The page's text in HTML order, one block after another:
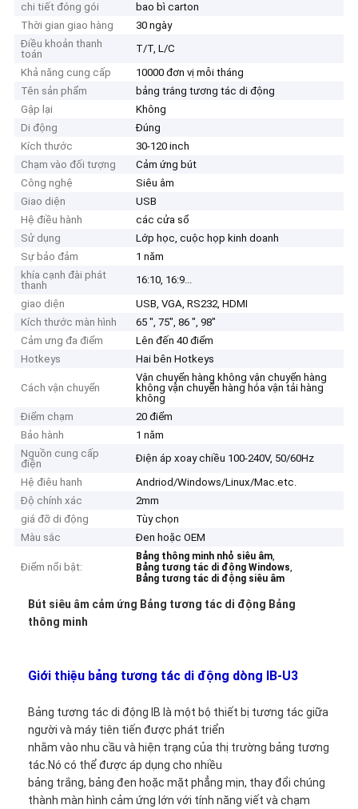
chi tiết đóng gói
bao bì carton
Thời gian giao hàng
30 ngày
Điều khoản thanh
toán
T/T, L/C
Khả năng cung cấp
10000 đơn vị mỗi tháng
Tên sản phẩm
bảng trắng tương tác di động
Gập lại
Không
Di động
Đúng
Kích thước
30-120 inch
Chạm vào đối tượng
Cảm ứng bút
Công nghệ
Siêu âm
Giao diện
USB
Hệ điều hành
các cửa sổ
Sử dụng
Lớp học, cuộc họp kinh doanh
Sự bảo đảm
1 năm
khía cạnh đài phát
thanh
16:10, 16:9...
giao diện
USB, VGA, RS232, HDMI
Kích thước màn hình
65 ", 75", 86 ", 98"
Cảm ưng đa điểm
Lên đến 40 điểm
Hotkeys
Hai bên Hotkeys
Cách vận chuyển
Vận chuyển hàng không vận chuyển hàng
không vận chuyển hàng hóa vận tải hàng
không
Điểm chạm
20 điểm
Bảo hành
1 năm
Nguồn cung cấp
điện
Điện áp xoay chiều 100-240V, 50/60Hz
Hệ điêu hanh
Andriod/Windows/Linux/Mac.etc.
Độ chính xác
2mm
giá đỡ di động
Tùy chọn
Màu sắc
Đen hoặc OEM
Điểm nổi bật:
Bảng thông minh nhỏ siêu âm,
Bảng tương tác di động Windows,
Bảng tương tác di động siêu âm
Bút siêu âm cảm ứng Bảng tương tác di động Bảng
thông minh
Giới thiệu bảng tương tác di động dòng IB-U3
Bảng tương tác di động IB là một bộ thiết bị tương tác giữa
người và máy tiên tiến được phát triển
nhằm vào nhu cầu và hiện trạng của thị trường bảng tương
tác.Nó có thể được áp dụng cho nhiều
bảng trắng, bảng đen hoặc mặt phẳng mịn, thay đổi chúng
thành màn hình cảm ứng lớn với tính năng viết và chạm